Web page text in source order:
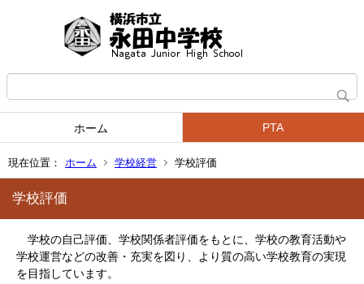
ホーム PTA
現在位置： ホーム 学校経営 学校評価
学校評価
学校の自己評価、学校関係者評価をもとに、学校の教育活動や
学校運営などの改善・充実を図り、より質の高い学校教育の実現
を目指しています。